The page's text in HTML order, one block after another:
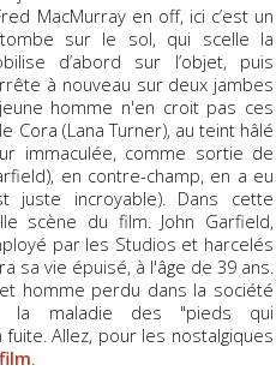
MacMurray en off, ici c’est un
sur le sol, qui scelle la
d’abord sur l’objet, puis
à nouveau sur deux jambes
homme n'en croit pas ces
Cora (Lana Turner), au teint hâlé
immaculée, comme sortie de
en contre-champ, en a eu
incroyable). Dans cette
scène du film. John Garfield,
par les Studios et harcelés
sa vie épuisé, à l'âge de 39 ans.
homme perdu dans la société
la maladie des "pieds qui
Allez, pour les nostalgiques
.